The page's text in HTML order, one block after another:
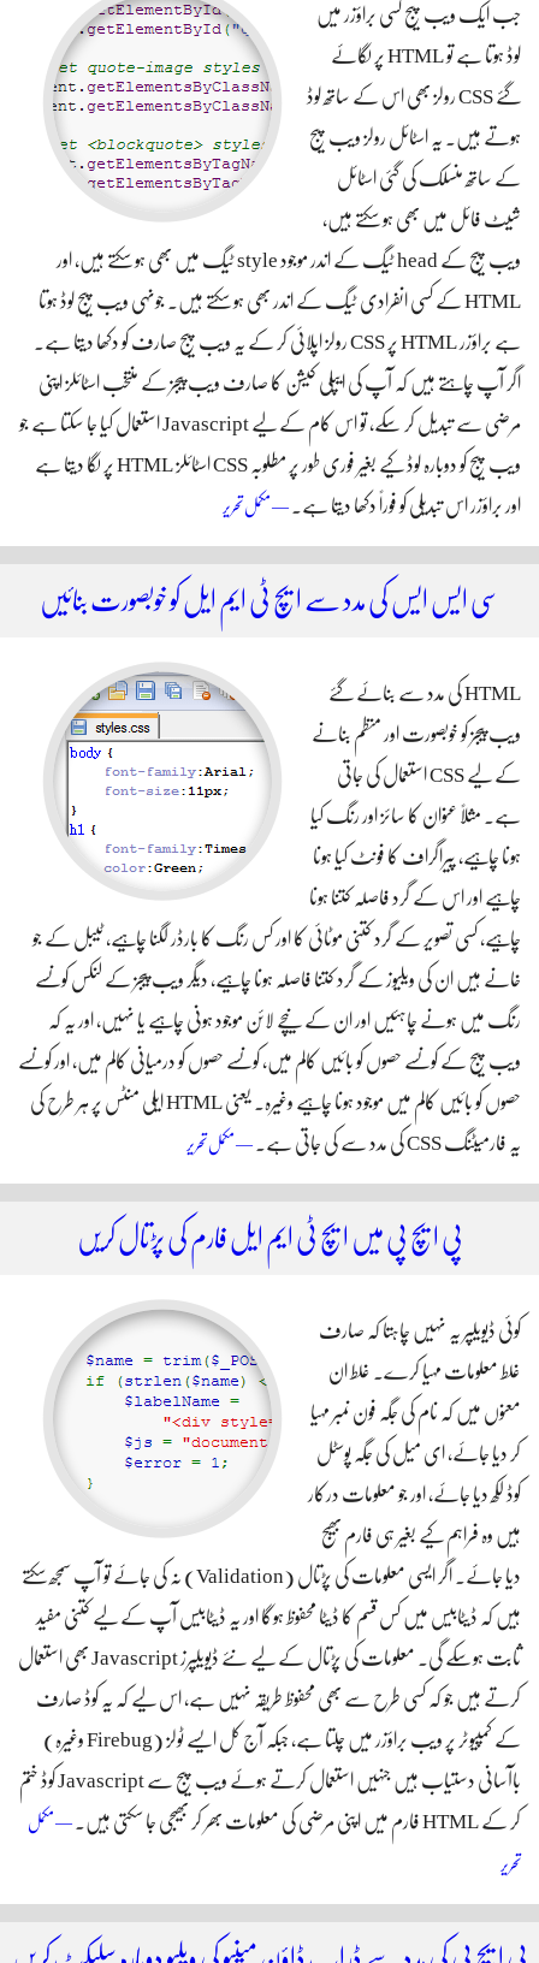
جب ایک ویب پیج کسی براؤزر میں
لوڈ ہوتا ہے تو HTML پر لگائے
گئے CSS رولز بھی اس کے ساتھ لوڈ
ہوتے ہیں۔ یہ اسٹائل رولز ویب پیج
کے ساتھ منسلک کی گئی اسٹائل
شیٹ فائل میں بھی ہو سکتے ہیں،
ویب پیج کے head ٹیگ کے اندر موجود style ٹیگ میں بھی ہو سکتے ہیں، اور
HTML کے کسی انفرادی ٹیگ کے اندر بھی ہو سکتے ہیں۔ جونہی ویب پیج لوڈ ہوتا
ہے براؤزر HTML پر CSS رولز اپلائی کر کے یہ ویب پیج صارف کو دکھا دیتا ہے۔
اگر آپ چاہتے ہیں کہ آپ کی ایپلی کیشن کا صارف ویب پیجز کے منتخب اسٹائلز اپنی
مرضی سے تبدیل کر سکے، تو اس کام کے لیے Javascript استعمال کیا جا سکتا ہے جو
ویب پیج کو دوبارہ لوڈ کیے بغیر فوری طور پر مطلوبہ CSS اسٹائلز HTML پر لگا دیتا ہے
اور براؤزر اس تبدیلی کو فوراً‌ دکھا دیتا ہے۔ — مکمل تحریر
ایس ایس اسٹائلز لگائیں
سی ایس ایس کی مدد سے ایچ ٹی ایم ایل کو خوبصورت بنائیں
HTML کی مدد سے بنائے گئے
ویب پیجز کو خوبصورت اور منظم بنانے
کے لیے CSS استعمال کی جاتی
ہے۔ مثلاً‌ عنوان کا سائز اور رنگ کیا
ہونا چاہیے، پیراگراف کا فونٹ کیا ہونا
چاہیے اور اس کے گرد فاصلہ کتنا ہونا
چاہیے، کسی تصویر کے گرد کتنی موٹائی کا اور کس رنگ کا بارڈر لگنا چاہیے، ٹیبل کے جو
خانے ہیں ان کی ویلیوز کے گرد کتنا فاصلہ ہونا چاہیے، دیگر ویب پیجز کے لنکس کونسے
رنگ میں ہونے چاہئیں اور ان کے نیچے لائن موجود ہونی چاہیے یا نہیں، اور یہ کہ
ویب پیج کے کونسے حصوں کو بائیں کالم میں، کونسے حصوں کو درمیانی کالم میں، اور کونسے
حصوں کو بائیں کالم میں موجود ہونا چاہیے وغیرہ۔ یعنی HTML ایلی منٹس پر ہر طرح کی
یہ فارمیٹنگ CSS کی مدد سے کی جاتی ہے۔ — مکمل تحریر
ایل کو خوبصورت بنائیں
پی ایچ پی میں ایچ ٹی ایم ایل فارم کی پڑتال کریں
کوئی ڈیویلپر یہ نہیں چاہتا کہ صارف
غلط معلومات مہیا کرے۔ غلط ان
معنوں میں کہ نام کی جگہ فون نمبر مہیا
کر دیا جائے، ای میل کی جگہ پوسٹل
کوڈ لکھ دیا جائے، اور جو معلومات درکار
ہیں وہ فراہم کیے بغیر ہی فارم بھیج
دیا جائے۔ اگر ایسی معلومات کی پڑتال (Validation) نہ کی جائے تو آپ سمجھ سکتے
ہیں کہ ڈیٹابیس میں کس قسم کا ڈیٹا محفوظ ہوگا اور یہ ڈیٹابیس آپ کے لیے کتنی مفید
ثابت ہوسکے گی۔ معلومات کی پڑتال کے لیے نئے ڈیویلپرز Javascript بھی استعمال
کرتے ہیں جو کہ کسی طرح سے بھی محفوظ طریقہ نہیں ہے، اس لیے کہ یہ کوڈ صارف
کے کمپیوٹر پر ویب براؤزر میں چلتا ہے، جبکہ آج کل ایسے ٹولز (Firebug وغیرہ)
باآسانی دستیاب ہیں جنہیں استعمال کرتے ہوئے ویب پیج سے Javascript کوڈ ختم
کر کے HTML فارم میں اپنی مرضی کی معلومات بھر کر بھیجی جا سکتی ہیں۔ — مکمل
تحریر